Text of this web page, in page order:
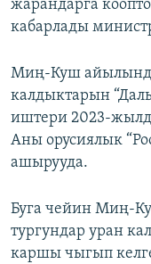
жарандарга
кабарлады
Миң-Куш
калдыктарын
иштери 2023-
Аны орусиялык
ашырууда.
Буга чейин Миң-
тургундар уран
каршы чыгып